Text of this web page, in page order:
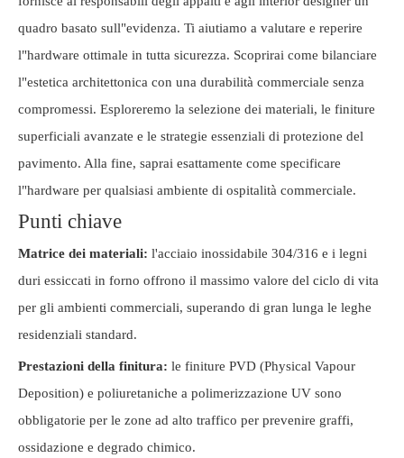
quadro basato sull"evidenza. Ti aiutiamo a valutare e reperire
l"hardware ottimale in tutta sicurezza. Scoprirai come bilanciare
l"estetica architettonica con una durabilità commerciale senza
compromessi. Esploreremo la selezione dei materiali, le finiture
superficiali avanzate e le strategie essenziali di protezione del
pavimento. Alla fine, saprai esattamente come specificare
l"hardware per qualsiasi ambiente di ospitalità commerciale.
Punti chiave
Matrice dei materiali: l'acciaio inossidabile 304/316 e i legni
duri essiccati in forno offrono il massimo valore del ciclo di vita
per gli ambienti commerciali, superando di gran lunga le leghe
residenziali standard.
Prestazioni della finitura: le finiture PVD (Physical Vapour
Deposition) e poliuretaniche a polimerizzazione UV sono
obbligatorie per le zone ad alto traffico per prevenire graffi,
ossidazione e degrado chimico.